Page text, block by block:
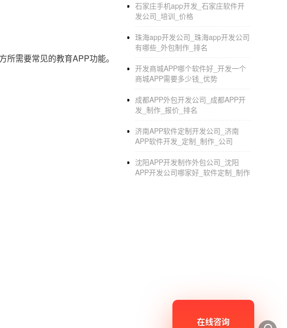
所需要常见的教育APP功能。
石家庄手机app开发_石家庄软件开
发公司_培训_价格
珠海app开发公司_珠海app开发公司
有哪些_外包制作_排名
开发商城APP哪个软件好_开发一个
商城APP需要多少钱_优势
成都APP外包开发公司_成都APP开
发_制作_报价_排名
济南APP软件定制开发公司_济南
APP软件开发_定制_制作_公司
沈阳APP开发制作外包公司_沈阳
APP开发公司哪家好_软件定制_制作
在线咨询